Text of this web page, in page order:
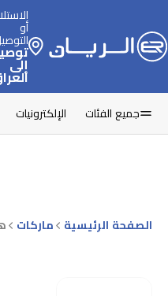
أو
إلى
جميع الفئات الإلكترونيات
الصفحة الرئيسية ماركات